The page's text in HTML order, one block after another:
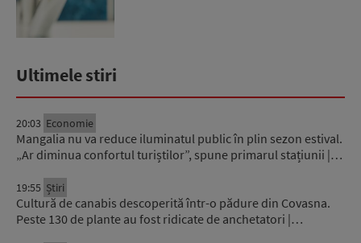
Ultimele stiri
20:03 Economie
Mangalia nu va reduce iluminatul public în plin sezon estival.
„Ar diminua confortul turiștilor”, spune primarul stațiunii |…
19:55 Știri
Cultură de canabis descoperită într-o pădure din Covasna.
Peste 130 de plante au fost ridicate de anchetatori |…